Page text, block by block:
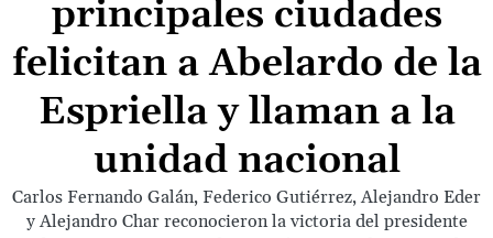
principales ciudades
felicitan a Abelardo de la
Espriella y llaman a la
unidad nacional
Carlos Fernando Galán, Federico Gutiérrez, Alejandro Eder
y Alejandro Char reconocieron la victoria del presidente